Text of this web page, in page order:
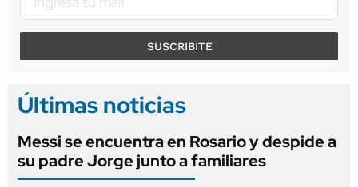
SUSCRIBITE
Últimas noticias
Messi se encuentra en Rosario y despide a
su padre Jorge junto a familiares